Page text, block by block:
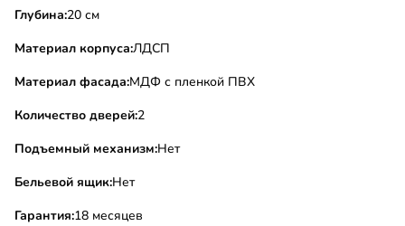
Глубина:20 см
Материал корпуса:ЛДСП
Материал фасада:МДФ с пленкой ПВХ
Количество дверей:2
Подъемный механизм:Нет
Бельевой ящик:Нет
Гарантия:18 месяцев